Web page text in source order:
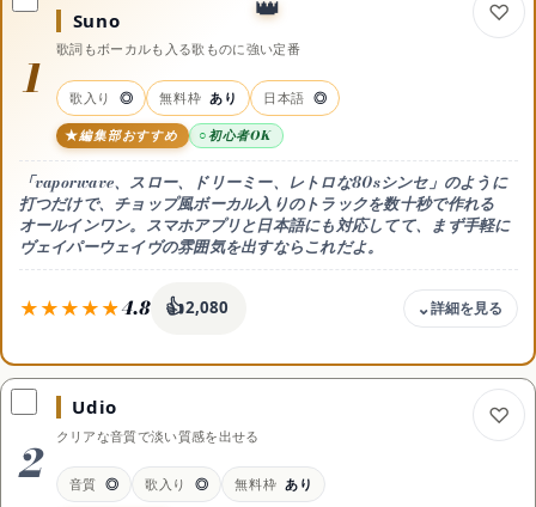
スキンケア
サイトマップ
1
Suno
歌詞もボーカルも入る歌ものに強い定番
歌入り ◎ 無料枠 あり 日本語 ◎
編集部おすすめ 初心者OK
「vaporwave、スロー、ドリーミー、レトロな80sシンセ」のように
打つだけで、チョップ風ボーカル入りのトラックを数十秒で作れる
オールインワン。スマホアプリと日本語にも対応してて、まず手軽に
ヴェイパーウェイヴの雰囲気を出すならこれだよ。
4.8 👍2,080
料金
無料 / Pro 月10ドル(年払い月8ドル) / Premier 月30ドル(年払い月24
ドル)
無料枠
無料枠あり(毎日ぶんのクレジット・非商用)。Pro(月10ドル・年払い
月8ドル)で商用OK・2,500クレジット/月、Premierは月30ドル(年払
い月24ドル)
2
Udio
クリアな音質で淡い質感を出せる
音質 ◎ 歌入り ◎ 無料枠 あり